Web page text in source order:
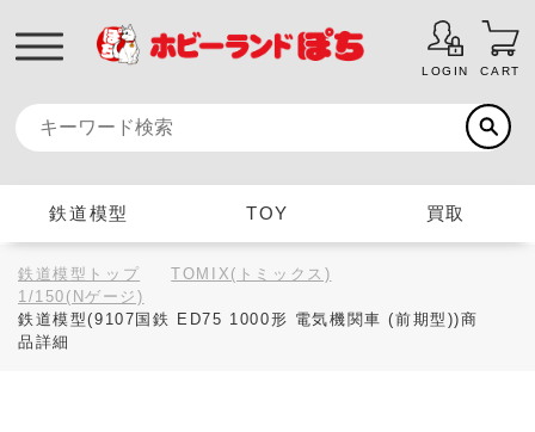
LOGIN CART
鉄道模型 TOY 買取
鉄道模型トップ
TOMIX(トミックス)
1/150(Nゲージ)
鉄道模型(9107国鉄 ED75 1000形 電気機関車 (前期型))商
品詳細